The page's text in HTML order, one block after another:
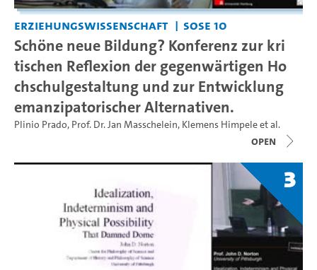
Erziehungswissenschaft SoSe 10
Schöne neue Bildung? Konferenz zur kri
tischen Reflexion der gegenwärtigen Ho
chschulgestaltung und zur Entwicklung
emanzipatorischer Alternativen.
Plinio Prado, Prof. Dr. Jan Masschelein, Klemens Himpeleet al.
open
3